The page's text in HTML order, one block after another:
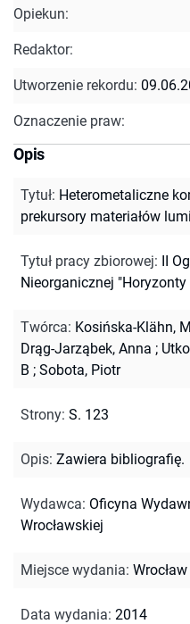
Opiekun:
Redaktor:
Utworzenie rekordu:
Oznaczenie praw:
Opis
Tytuł: Heterometaliczne
prekursory materiałów
Tytuł pracy zbiorowej: II
Nieorganicznej
Twórca: Kosińska-Klähn,
Drąg-Jarząbek, Anna ;
B ; Sobota, Piotr
Strony: S. 123
Opis: Zawiera bibliografię.
Wydawca: Oficyna
Wrocławskiej
Miejsce wydania: Wrocław
Data wydania: 2014